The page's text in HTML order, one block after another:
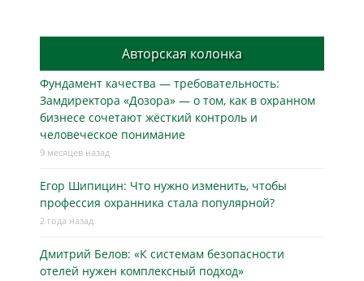
Авторская колонка
Фундамент качества — требовательность:
Замдиректора «Дозора» — о том, как в охранном
бизнесe сочетают жёсткий контроль и
человеческое понимание
9 месяцев назад
Егор Шипицин: Что нужно изменить, чтобы
профессия охранника стала популярной?
2 года назад
Дмитрий Белов: «К системам безопасности
отелей нужен комплексный подход»